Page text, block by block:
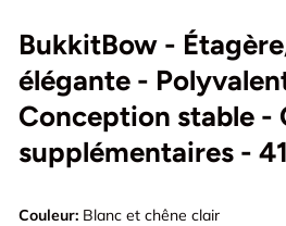
BukkitBow -
élégante -
Conception stable -
supplémentaires -
Couleur: Blanc et chêne clair